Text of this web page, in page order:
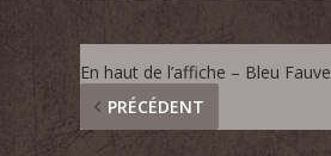
En haut de l’affiche – Bleu Fauve
PRÉCÉDENT